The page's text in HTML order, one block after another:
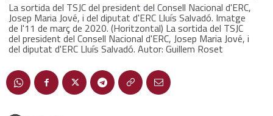
La sortida del TSJC del president del Consell Nacional d'ERC,
Josep Maria Jové, i del diputat d'ERC Lluís Salvadó. Imatge
de l'11 de març de 2020. (Horitzontal) La sortida del TSJC
del president del Consell Nacional d'ERC, Josep Maria Jové, i
del diputat d'ERC Lluís Salvadó. Autor: Guillem Roset